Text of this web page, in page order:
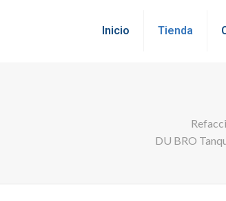
Inicio Tienda
DU BRO